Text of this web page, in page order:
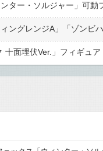
ター・ソルジャー」可動
十面埋伏Ver.」フィギュア